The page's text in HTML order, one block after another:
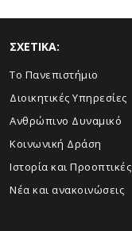
ΣΧΕΤΙΚΑ:
Το Πανεπιστήμιο
Διοικητικές Υπηρεσίες
Ανθρώπινο Δυναμικό
Κοινωνική Δράση
Ιστορία και Προοπτικές
Νέα και ανακοινώσεις